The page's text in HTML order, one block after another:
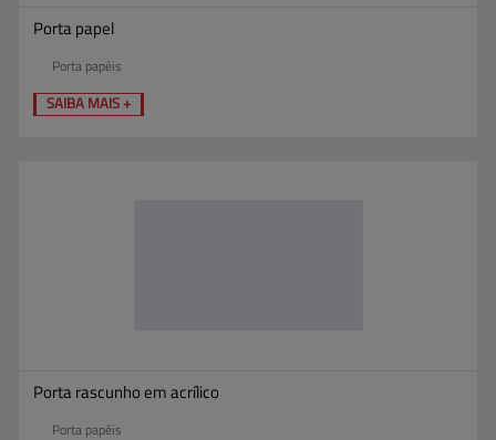
Porta papel
Porta papéis
SAIBA MAIS +
Porta rascunho em acrílico
Porta papéis